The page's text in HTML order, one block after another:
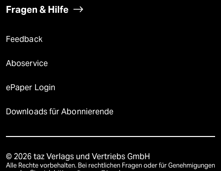
Fragen & Hilfe
Feedback
Aboservice
ePaper Login
Downloads für Abonnierende
© 2026 taz Verlags und Vertriebs GmbH
Alle Rechte vorbehalten. Bei rechtlichen Fragen oder für Genehmigungen